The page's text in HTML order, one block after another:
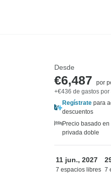
Desde
€6,487
por
+€436 de gastos
Regístrate para
descuentos
Precio basado
privada doble
11 jun., 2027
7 espacios libres 7